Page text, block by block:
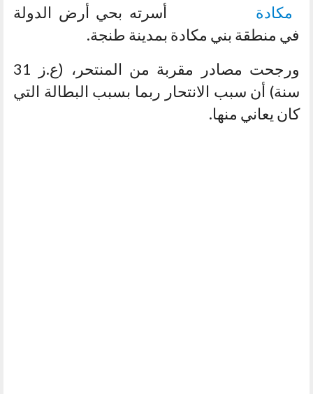
أسرته بحي أرض الدولة
في منطقة بني مكادة بمدينة طنجة.
ورجحت مصادر مقربة من المنتحر، (ع.ز 31
سنة) أن سبب الانتحار ربما بسبب البطالة التي
كان يعاني منها.